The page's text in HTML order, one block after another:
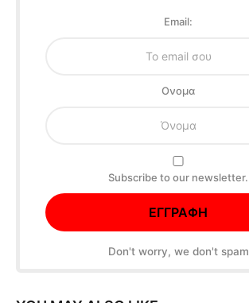
Email:
Oνομα
Subscribe to our newsletter.
Don't worry, we don't spam